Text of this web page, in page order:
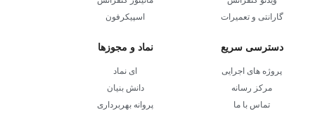
گارانتی و تعمیرات
اسپیکرفون
دسترسی سریع
پروژه های اجرایی
مرکز رسانه
تماس با ما
نماد و مجوزها
ای نماد
دانش بنیان
پروانه بهربرداری